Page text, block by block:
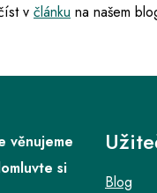
v článku na našem
věnujeme
si
Blog